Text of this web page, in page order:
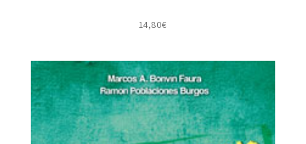
14,80€